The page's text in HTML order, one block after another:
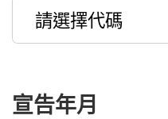
宣告年月